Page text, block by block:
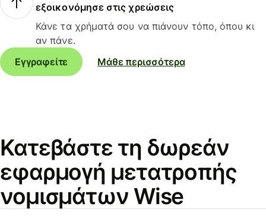
εξοικονόμησε στις χρεώσεις
Κάνε τα χρήματά σου να πιάνουν τόπο, όπου κι
αν πάνε.
Εγγραφείτε
Μάθε περισσότερα
Κατεβάστε τη δωρεάν
εφαρμογή μετατροπής
νομισμάτων Wise